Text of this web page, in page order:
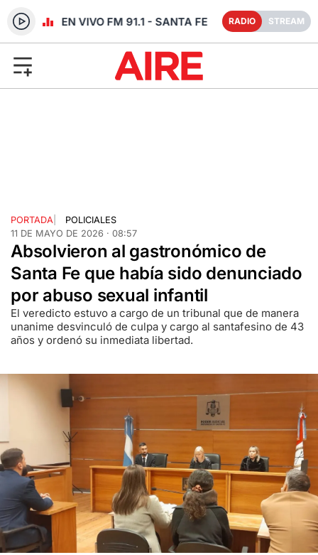
RADIO EN VIVO FM 91.1 - SANTA FE RADIO STREAM
PORTADA
POLICIALES
11 DE MAYO DE 2026 · 08:57
Absolvieron al gastronómico de
Santa Fe que había sido denunciado
por abuso sexual infantil
El veredicto estuvo a cargo de un tribunal que de manera
unanime desvinculó de culpa y cargo al santafesino de 43
años y ordenó su inmediata libertad.